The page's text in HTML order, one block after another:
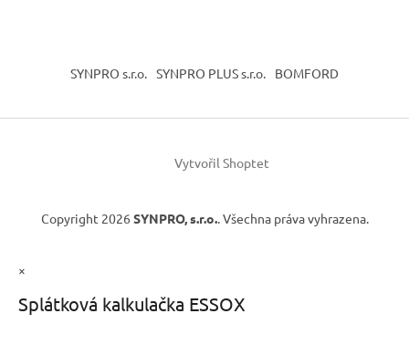
SYNPRO s.r.o. SYNPRO PLUS s.r.o. BOMFORD
Vytvořil Shoptet
Copyright 2026 SYNPRO, s.r.o.. Všechna práva vyhrazena.
×
Splátková kalkulačka ESSOX